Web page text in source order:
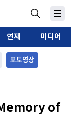
연재 미디어
포토영상
of